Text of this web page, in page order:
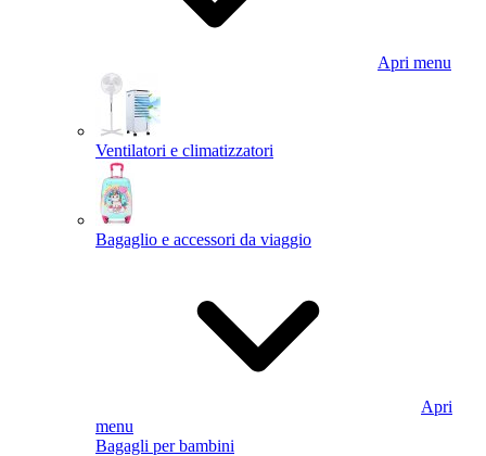
Apri menu
Ventilatori e climatizzatori
Bagaglio e accessori da viaggio
Apri
menu
Bagagli per bambini